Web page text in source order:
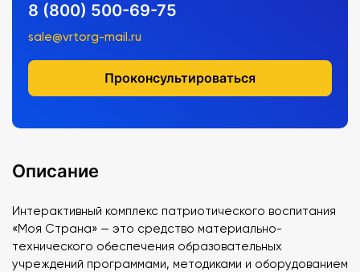
8 (800) 500-69-75
sale@vrtorg-mail.ru
Проконсультироваться
Описание
Интерактивный комплекс патриотического воспитания
«Моя Страна» — это средство материально-
технического обеспечения образовательных
учреждений программами, методиками и оборудованием